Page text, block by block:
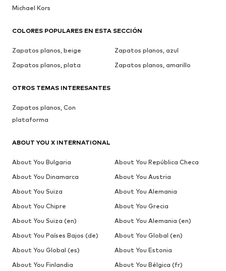
Michael Kors
COLORES POPULARES EN ESTA SECCIÓN
Zapatos planos, beige
Zapatos planos, azul
Zapatos planos, plata
Zapatos planos, amarillo
OTROS TEMAS INTERESANTES
Zapatos planos, Con
plataforma
ABOUT YOU X INTERNATIONAL
About You Bulgaria
About You República Checa
About You Dinamarca
About You Austria
About You Suiza
About You Alemania
About You Chipre
About You Grecia
About You Suiza (en)
About You Alemania (en)
About You Países Bajos (de)
About You Global (en)
About You Global (es)
About You Estonia
About You Finlandia
About You Bélgica (fr)